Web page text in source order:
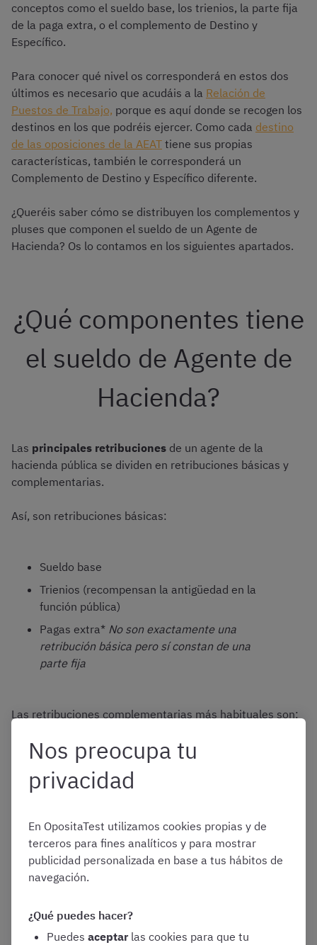
conceptos como el sueldo base, los trienios, la parte fija
de la paga extra, o el complemento de Destino y
Específico.
Para conocer qué nivel os corresponderá en estos dos
últimos es necesario que acudáis a la Relación de
Puestos de Trabajo, porque es aquí donde se recogen los
destinos en los que podréis ejercer. Como cada destino
de las oposiciones de la AEAT tiene sus propias
características, también le corresponderá un
Complemento de Destino y Específico diferente.
¿Queréis saber cómo se distribuyen los complementos y
pluses que componen el sueldo de un Agente de
Hacienda? Os lo contamos en los siguientes apartados.
¿Qué componentes tiene
el sueldo de Agente de
Hacienda?
Las principales retribuciones de un agente de la
hacienda pública se dividen en retribuciones básicas y
complementarias.
Así, son retribuciones básicas:
Sueldo base
Trienios (recompensan la antigüedad en la
función pública)
Pagas extra* No son exactamente una
retribución básica pero sí constan de una
parte fija
Las retribuciones complementarias más habituales son:
Complemento Específico
Complemento de Destino
Luego existenotros complementos y plusesque estarán
disponibles en determinados puestos y circunstancias.
Productividad
y dedicación en el puesto de trabajo
Nos preocupa tu
privacidad
En OpositaTest utilizamos cookies propias y de
terceros para fines analíticos y para mostrar
publicidad personalizada en base a tus hábitos de
navegación.
¿Qué puedes hacer?
Puedes aceptar las cookies para que tu